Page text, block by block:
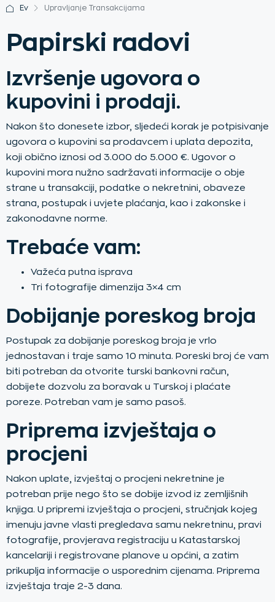
Ev Upravljanje Transakcijama
Papirski radovi
Izvršenje ugovora o
kupovini i prodaji.
Nakon što donesete izbor, sljedeći korak je potpisivanje
ugovora o kupovini sa prodavcem i uplata depozita,
koji obično iznosi od 3.000 do 5.000 €. Ugovor o
kupovini mora nužno sadržavati informacije o obje
strane u transakciji, podatke o nekretnini, obaveze
strana, postupak i uvjete plaćanja, kao i zakonske i
zakonodavne norme.
Trebaće vam:
Važeća putna isprava
Tri fotografije dimenzija 3×4 cm
Dobijanje poreskog broja
Postupak za dobijanje poreskog broja je vrlo
jednostavan i traje samo 10 minuta. Poreski broj će vam
biti potreban da otvorite turski bankovni račun,
dobijete dozvolu za boravak u Turskoj i plaćate
poreze. Potreban vam je samo pasoš.
Priprema izvještaja o
procjeni
Nakon uplate, izvještaj o procjeni nekretnine je
potreban prije nego što se dobije izvod iz zemljišnih
knjiga. U pripremi izvještaja o procjeni, stručnjak kojeg
imenuju javne vlasti pregledava samu nekretninu, pravi
fotografije, provjerava registraciju u Katastarskoj
kancelariji i registrovane planove u općini, a zatim
prikuplja informacije o usporednim cijenama. Priprema
izvještaja traje 2-3 dana.